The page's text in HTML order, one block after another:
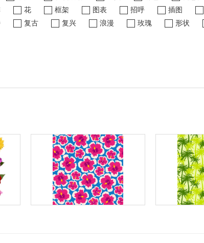
花 框架 图表 招呼 插图
复古 复兴 浪漫 玫瑰 形状